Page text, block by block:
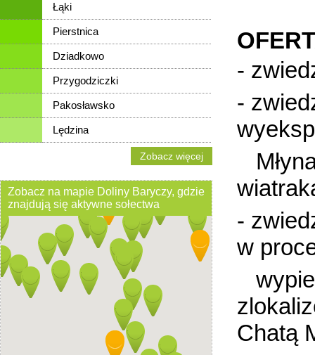
Łąki
Pierstnica
Dziadkowo
Przygodziczki
Pakosławsko
Lędzina
Zobacz więcej
Zobacz na mapie Doliny Baryczy, gdzie
znajdują się aktywne sołectwa
-
-
-
w
Chatą